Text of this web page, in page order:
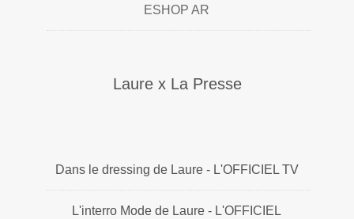
ESHOP AR
Laure x La Presse
Dans le dressing de Laure - L'OFFICIEL TV
L'interro Mode de Laure - L'OFFICIEL